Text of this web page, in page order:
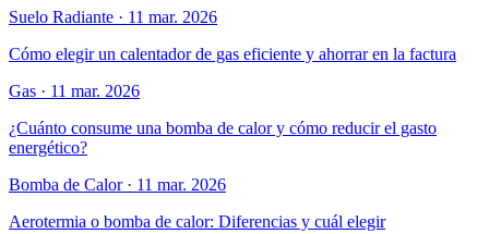
Suelo Radiante · 11 mar. 2026
Cómo elegir un calentador de gas eficiente y ahorrar en la factura
Gas · 11 mar. 2026
¿Cuánto consume una bomba de calor y cómo reducir el gasto
energético?
Bomba de Calor· 11 mar. 2026
Aerotermia o bomba de calor: Diferencias y cuál elegir